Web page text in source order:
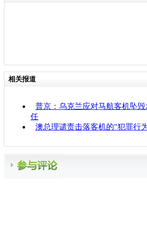
相关报道
普京：乌克兰应对马航客机坠
任
澳总理谴责击落客机的"犯罪行